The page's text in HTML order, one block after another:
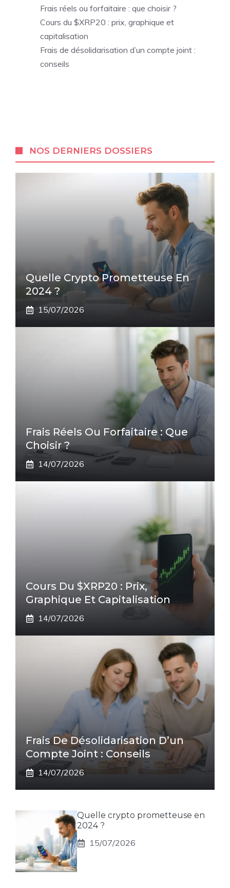
Frais réels ou forfaitaire : que choisir ?
Cours du $XRP20 : prix, graphique et
capitalisation
Frais de désolidarisation d’un compte joint :
conseils
NOS DERNIERS DOSSIERS
Quelle Crypto Prometteuse En
2024 ?
15/07/2026
Frais Réels Ou Forfaitaire : Que
Choisir ?
14/07/2026
Cours Du $XRP20 : Prix,
Graphique Et Capitalisation
14/07/2026
Frais De Désolidarisation D’un
Compte Joint : Conseils
14/07/2026
Quelle crypto prometteuse en
2024 ?
15/07/2026